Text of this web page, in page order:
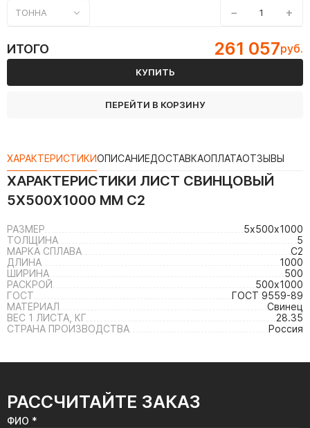
ТОННА − +
ИТОГО 261 057руб.
КУПИТЬ
ПЕРЕЙТИ В КОРЗИНУ
ХАРАКТЕРИСТИКИОПИСАНИЕДОСТАВКАОПЛАТАОТЗЫВЫ
ХАРАКТЕРИСТИКИ ЛИСТ СВИНЦОВЫЙ
5Х500Х1000 ММ С2
РАЗМЕР
5х500х1000
ТОЛЩИНА
5
МАРКА СПЛАВА
С2
ДЛИНА
1000
ШИРИНА
500
РАСКРОЙ
500х1000
ГОСТ
ГОСТ 9559-89
МАТЕРИАЛ
Свинец
ВЕС 1 ЛИСТА, КГ
28.35
СТРАНА ПРОИЗВОДСТВА
Россия
РАССЧИТАЙТЕ ЗАКАЗ
ФИО *